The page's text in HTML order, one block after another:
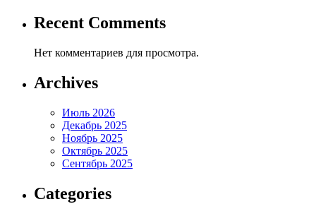
Recent Comments
Нет комментариев для просмотра.
Archives
Июль 2026
Декабрь 2025
Ноябрь 2025
Октябрь 2025
Сентябрь 2025
Categories